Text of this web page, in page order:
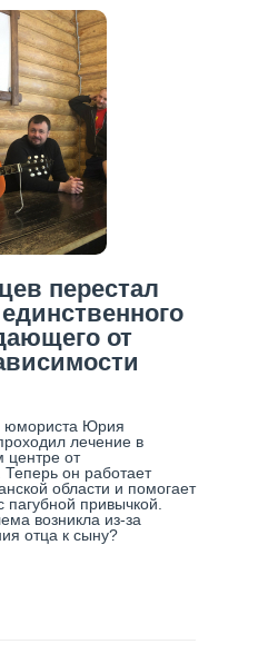
перестал
от
юмориста Юрия
лечение в
центре от
Теперь он работает
области и помогает
пагубной привычкой.
возникла из-за
отца к сыну?